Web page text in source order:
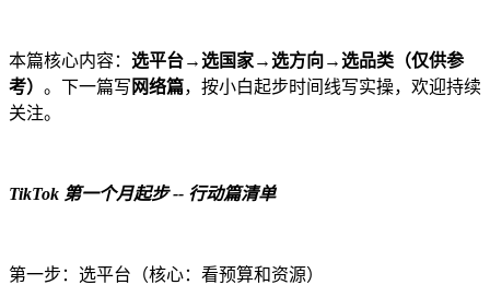
本篇核心内容： 选平台→选国家→选方向→选品类（仅供参
考） 。下一篇写 网络篇，按小白起步时间线写实操，欢迎持续
关注。
TikTok 第一个月起步 -- 行动篇清单
第一步：选平台（核心：看预算和资源）